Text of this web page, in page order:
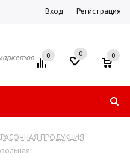
Вход Регистрация
0 0 0
ПРОДУКЦИЯ
-